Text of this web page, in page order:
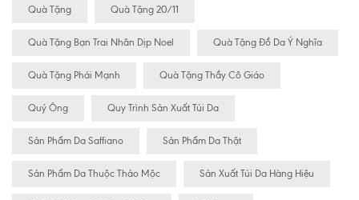
Quà Tặng Quà Tặng 20/11
Quà Tặng Bạn Trai Nhân Dịp Noel Quà Tặng Đồ Da Ý Nghĩa
Quà Tặng Phái Mạnh Quà Tặng Thầy Cô Giáo
Quý Ông Quy Trình Sản Xuất Túi Da
Sản Phẩm Da Saffiano Sản Phẩm Da Thật
Sản Phẩm Da Thuộc Thảo Mộc Sản Xuất Túi Da Hàng Hiệu